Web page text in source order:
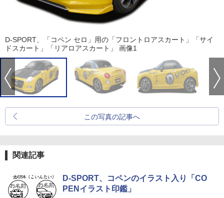
D-SPORT、「コペン セロ」用の「フロントロアスカート」「サイ
ドスカート」「リアロアスカート」 画像1
この写真の記事へ
関連記事
D-SPORT、コペンのイラスト入り「CO
PENイラスト印鑑」